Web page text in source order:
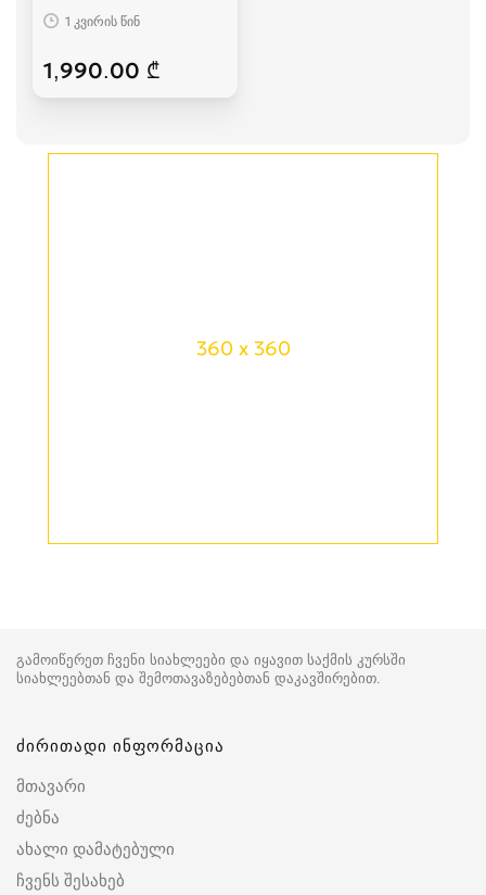
1 კვირის წინ
1,990.00 ₾
360 x 360
გამოიწერეთ ჩვენი სიახლეები და იყავით საქმის კურსში
სიახლეებთან და შემოთავაზებებთან დაკავშირებით.
ძირითადი ინფორმაცია
მთავარი
ძებნა
ახალი დამატებული
ჩვენს შესახებ